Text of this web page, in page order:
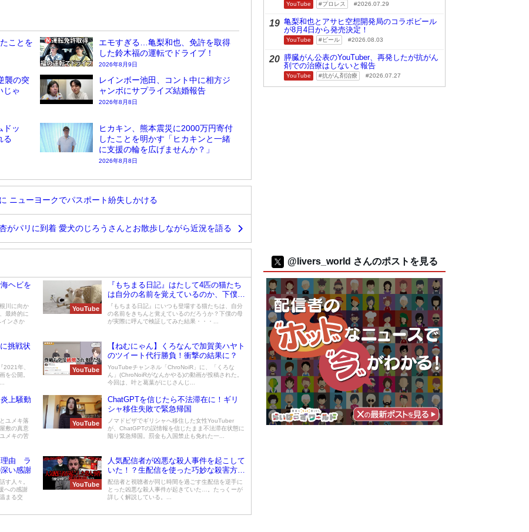
ことを
エモすぎる…亀梨和也、免許を取得
した鈴木福の運転でドライブ！
2026年8月9日
襲の突
じゃ
レインボー池田、コント中に相方ジ
ャンボにサプライズ結婚報告
2026年8月8日
ドッ
る
ヒカキン、熊本震災に2000万円寄付
したことを明かす「ヒカキンと一緒
に支援の輪を広げませんか？」
2026年8月8日
ニューヨークでパスポート紛失しかける
がパリに到着 愛犬のじろうさんとお散歩しながら近況を語る
ヘビを
川に向か
最終的に
ンさか
YouTube
『もちまる日記』はたして4匹の猫たち
は自分の名前を覚えているのか、下僕母
が呼んで検証してみた。
『もちまる日記』にいつも登場する猫たちは、自分
の名前をきちんと覚えているのだろうか？下僕の母
が実際に呼んで検証してみた結果・・・...
挑戦状
2021年、
を公開。
YouTube
【ねむにゃん】くろなんで加賀美ハヤト
のツイート代行勝負！衝撃の結果に？
YouTubeチャンネル「ChroNoiR」に、「くろな
ん」(ChroNoiRがなんかやる)の動画が投稿された。
今回は、叶と葛葉がにじさんじ...
上騒動
ユメキ落
敷の真意
メキの苦
YouTube
ChatGPTを信じたら不法滞在に！ギリ
シャ移住失敗で緊急帰国
ノマドビザでギリシャへ移住した女性YouTuber
が、ChatGPTの誤情報を信じたまま不法滞在状態に
陥り緊急帰国。罰金も入国禁止も免れた一...
理由 ラ
い感謝
す人々。
への感謝
まる交
YouTube
人気配信者が凶悪な殺人事件を起こして
いた！？生配信を使った巧妙な殺害方法
がヤバすぎる
配信者と視聴者が同じ時間を過ごす生配信を逆手に
とった凶悪な殺人事件が起きていた…。たっくーが
詳しく解説している。...
YouTube プロレス 2026.07.29
19 亀梨和也とアサヒ空想開発局のコラボビール
が8月4日から発売決定！
YouTube ビール 2026.08.03
20 膵臓がん公表のYouTuber、再発したが抗がん
剤での治療はしないと報告
YouTube 抗がん剤治療 2026.07.27
@livers_world さんのポストを見る